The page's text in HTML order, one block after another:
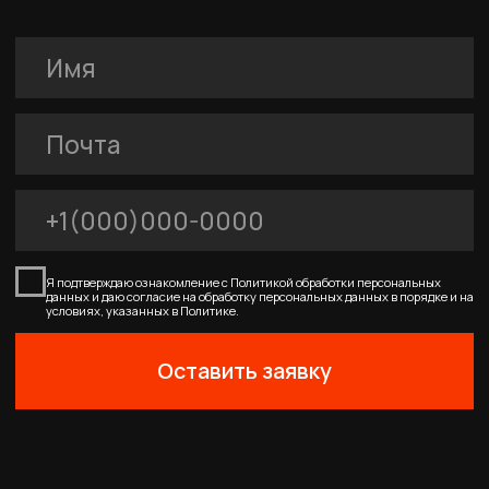
Покупателям